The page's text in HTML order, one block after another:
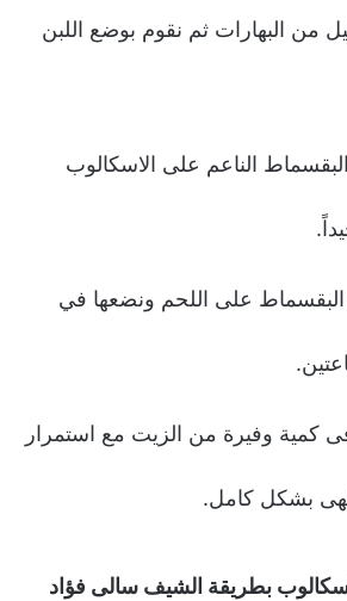
من البهارات ثم نقوم بوضع اللبن
الناعم على الاسكالوب
البقسماط على اللحم ونضعها في
كمیة وفیرة من الزیت مع استمرار
بشكل كامل.
بطریقة الشیف سالى فؤاد